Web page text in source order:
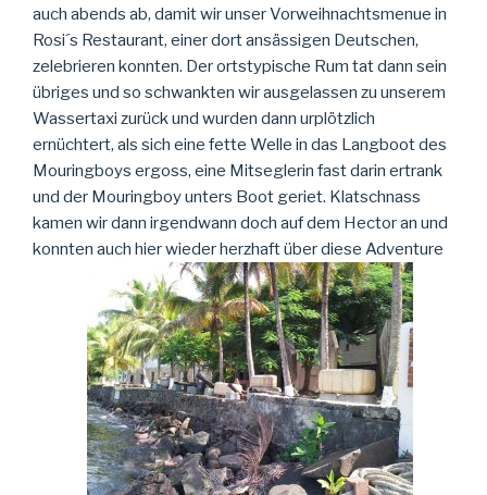
auch abends ab, damit wir unser Vorweihnachtsmenue in
Rosi´s Restaurant, einer dort ansässigen Deutschen,
zelebrieren konnten. Der ortstypische Rum tat dann sein
übriges und so schwankten wir ausgelassen zu unserem
Wassertaxi zurück und wurden dann urplötzlich
ernüchtert, als sich eine fette Welle in das Langboot des
Mouringboys ergoss, eine Mitseglerin fast darin ertrank
und der Mouringboy unters Boot geriet. Klatschnass
kamen wir dann irgendwann doch auf dem Hector an und
konnten auch hier wieder herzhaft über diese Adventure